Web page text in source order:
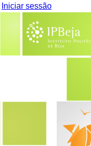
Iniciar sessão